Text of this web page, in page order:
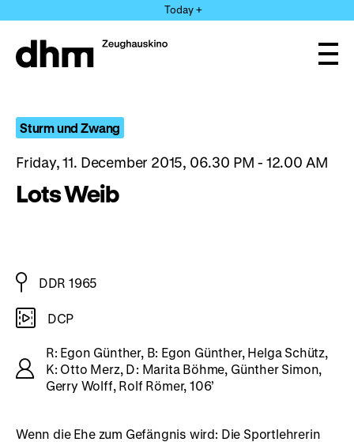
directly
the
Today +
Sturm und Zwang
Friday, 11. December 2015, 06.30 PM - 12.00 AM
Lots Weib
DDR 1965
DCP
R: Egon Günther, B: Egon Günther, Helga Schütz,
K: Otto Merz, D: Marita Böhme, Günther Simon,
Gerry Wolff, Rolf Römer, 106’
Wenn die Ehe zum Gefängnis wird: Die Sportlehrerin